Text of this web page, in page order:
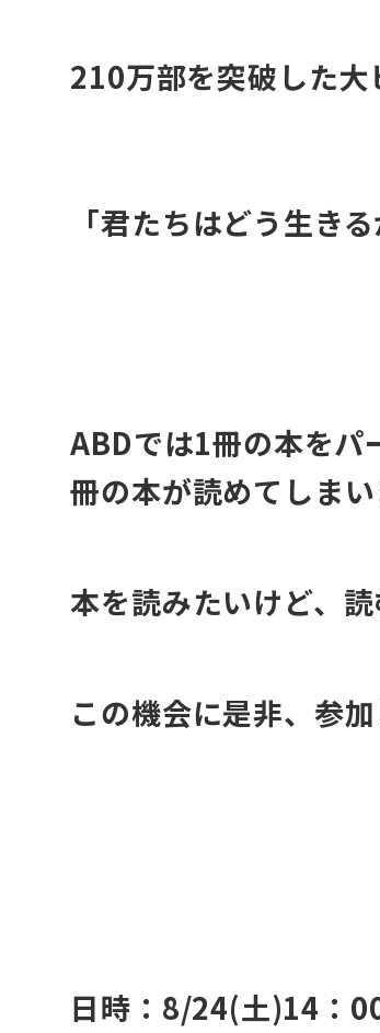
210万部を突破した大
「君たちはどう生き
ABDでは1冊の本をパ
冊の本が読めてしまい
本を読みたいけど、
この機会に是非、参
日時：8/24(土)14：